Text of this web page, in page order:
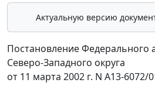
Актуальную версию
Постановление Федерального
Северо-Западного округа
от 11 марта 2002 г. N А13-6072/